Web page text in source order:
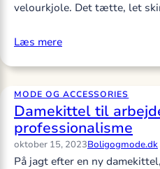
velourkjole. Det tætte, let
Læs mere
MODE OG ACCESSORIES
Damekittel til
professionalisme
oktober 15, 2023Boligogmode.dk
På jagt efter en ny